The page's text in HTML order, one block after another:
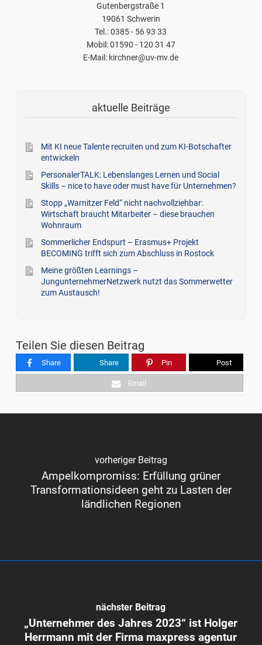
Gutenbergstraße 1
19061 Schwerin
Tel.: 0385 - 56 93 33
Mobil: 01590 - 120 31 47
E-Mail: kirchner@uv-mv.de
aktuelle Beiträge
Mit KI neue Talente recruiten und zum KI-Botschafter
entwickeln
PersonalerTALK: Lebenslanges Lernen und Social
Skills – nice to have oder must have für Unternehmen?
Stopp „Warnitzer Feld“ nicht nachvollziehbar:
Wirtschaft braucht Mitarbeiter – diese brauchen
Wohnraum
Sommerlicher Endspurt – Erasmus+ Projekt
BECOMING trifft sich zum Abschluss in Rostock
Meine größten Learnings –
JungunternehmerNetzwerk nutzt das Sommerwetter
zum Austausch!
Teilen Sie diesen Beitrag
Share Share Pin Post
Email
vorheriger Beitrag
Ampelkompromiss: Erfüllung grüner
Transformationsideen geht zu Lasten der
ländlichen Regionen
nächster Beitrag
„Unternehmer des Jahres 2023“ ist Holger
Herrmann mit der Firma maxpress agentur